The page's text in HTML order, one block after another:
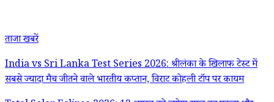
ताजा खबरें
India vs Sri Lanka Test Series 2026: श्रीलंका के खिलाफ टेस्ट में
सबसे ज्यादा मैच जीतने वाले भारतीय कप्तान, विराट कोहली टॉप पर कायम